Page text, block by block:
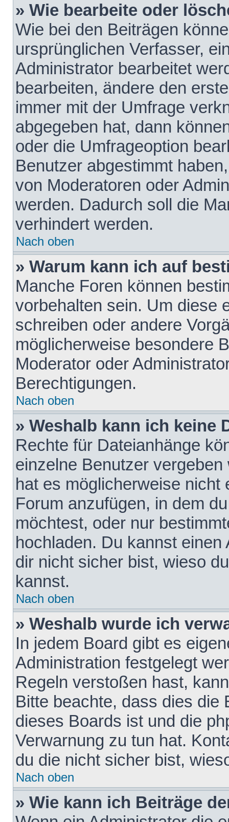
» Wie bearbeite oder
Wie bei den Beiträgen
ursprünglichen Verfasser,
Administrator bearbeitet
bearbeiten, ändere den
immer mit der Umfrage
abgegeben hat, dann
oder die Umfrageoption
Benutzer abgestimmt
von Moderatoren oder
werden. Dadurch soll die
verhindert werden.
Nach oben
» Warum kann ich auf
Manche Foren können
vorbehalten sein. Um diese
schreiben oder andere
möglicherweise besondere
Moderator oder
Berechtigungen.
Nach oben
» Weshalb kann ich keine
Rechte für Dateianhänge
einzelne Benutzer
hat es möglicherweise nicht
Forum anzufügen, in dem
möchtest, oder nur
hochladen. Du kannst
dir nicht sicher bist, wieso
kannst.
Nach oben
» Weshalb wurde ich
In jedem Board gibt es
Administration festgelegt
Regeln verstoßen hast,
Bitte beachte, dass dies die
dieses Boards ist und die
Verwarnung zu tun hat.
du die nicht sicher bist,
Nach oben
» Wie kann ich Beiträge